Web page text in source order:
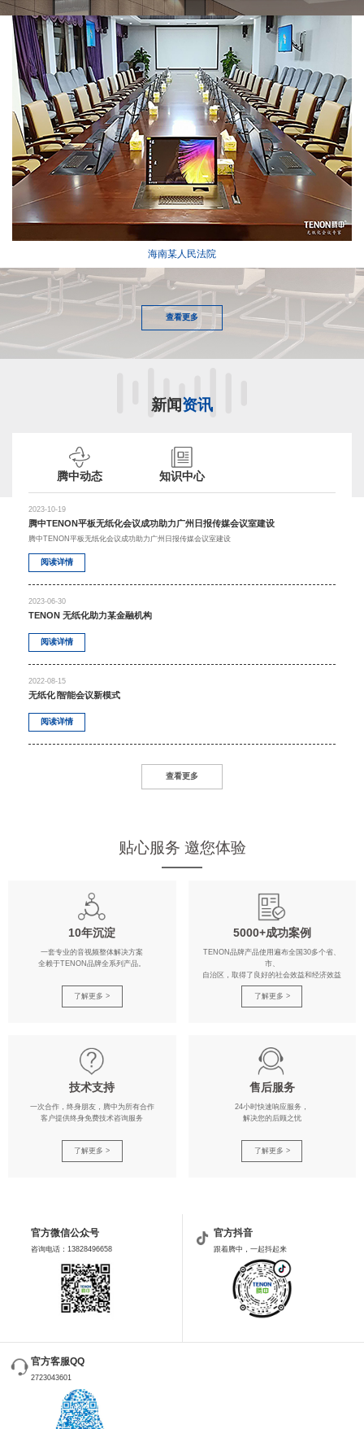
海南某人民法院
查看更多
新闻 资讯
腾中动态 知识中心
2023-10-19
腾中TENON平板无纸化会议成功助力广州日报传媒会议室建设
腾中TENON平板无纸化会议成功助力广州日报传媒会议室建设
阅读详情
2023-06-30
TENON 无纸化助力某金融机构
阅读详情
2022-08-15
无纸化∣智能会议新模式
阅读详情
查看更多
贴心服务 邀您体验
10年沉淀
一套专业的音视频整体解决方案
全赖于TENON品牌全系列产品。
了解更多 >
5000+成功案例
TENON品牌产品使用遍布全国30多个省、
市、
自治区，取得了良好的社会效益和经济效益
了解更多 >
技术支持
一次合作，终身朋友，腾中为所有合作
客户提供终身免费技术咨询服务
了解更多 >
售后服务
24小时快速响应服务，
解决您的后顾之忧
了解更多 >
官方微信公众号
咨询电话：13828496658
官方抖音
跟着腾中，一起抖起来
官方客服QQ
2723043601